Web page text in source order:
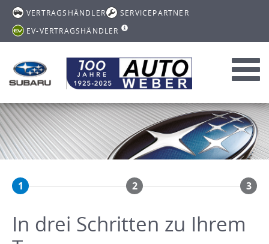
VERTRAGSHÄNDLER
SERVICEPARTNER
EV-VERTRAGSHÄNDLER
1 2 3
In drei Schritten zu Ihrem